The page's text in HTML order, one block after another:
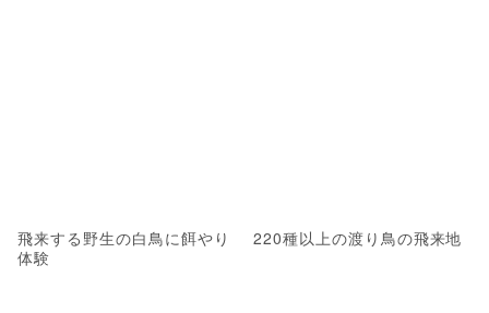
飛来する野生の白鳥に餌やり
体験
220種以上の渡り鳥の飛来地